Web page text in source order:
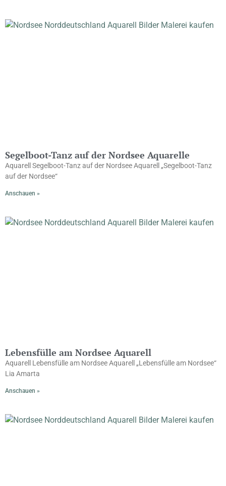
Segelboot-Tanz auf der Nordsee Aquarelle
Aquarell Segelboot-Tanz auf der Nordsee Aquarell „Segelboot-Tanz
auf der Nordsee“
Anschauen »
Lebensfülle am Nordsee Aquarell
Aquarell Lebensfülle am Nordsee Aquarell „Lebensfülle am Nordsee“
Lia Amarta
Anschauen »